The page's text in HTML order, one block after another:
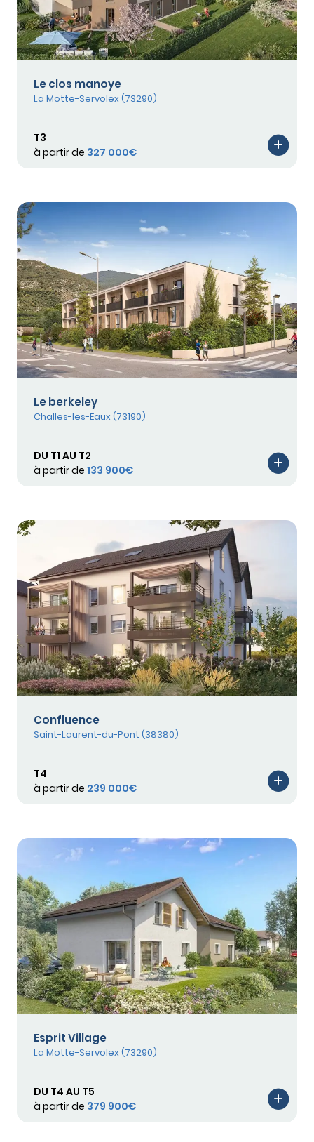
Le clos manoye
La Motte-Servolex (73290)
T3
à partir de 327 000€
Le berkeley
Challes-les-Eaux (73190)
DU T1 AU T2
à partir de 133 900€
Confluence
Saint-Laurent-du-Pont (38380)
T4
à partir de 239 000€
Esprit Village
La Motte-Servolex (73290)
DU T4 AU T5
à partir de 379 900€